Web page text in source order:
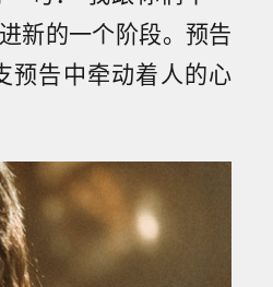
新的一个阶段。预告
预告中牵动着人的心